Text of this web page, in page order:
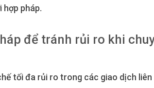
hợp pháp.
để tránh rủi ro khi
tối đa rủi ro trong các giao dịch